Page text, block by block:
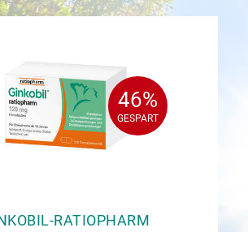
46%
GESPART
46%
GESPART
RATIOPHARM